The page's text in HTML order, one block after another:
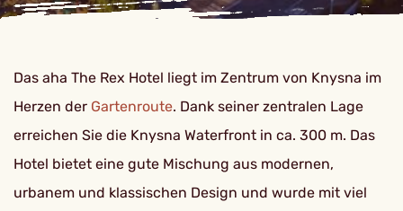
Das aha The Rex Hotel liegt im Zentrum von Knysna im
Herzen der Gartenroute. Dank seiner zentralen Lage
erreichen Sie die Knysna Waterfront in ca. 300 m. Das
Hotel bietet eine gute Mischung aus modernen,
urbanem und klassischen Design und wurde mit viel